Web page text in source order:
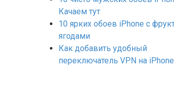
Качаем тут
10 ярких обоев iPhone с
ягодами
Как добавить удобный
переключатель VPN на iPhone